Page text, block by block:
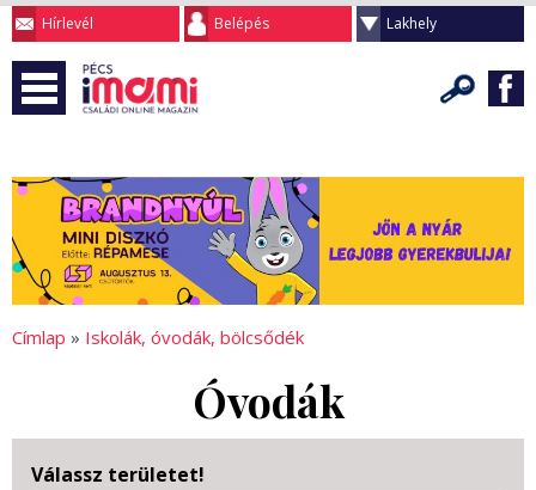
Hírlevél Belépés Lakhely
Címlap » Iskolák, óvodák, bölcsődék
Óvodák
Válassz területet!